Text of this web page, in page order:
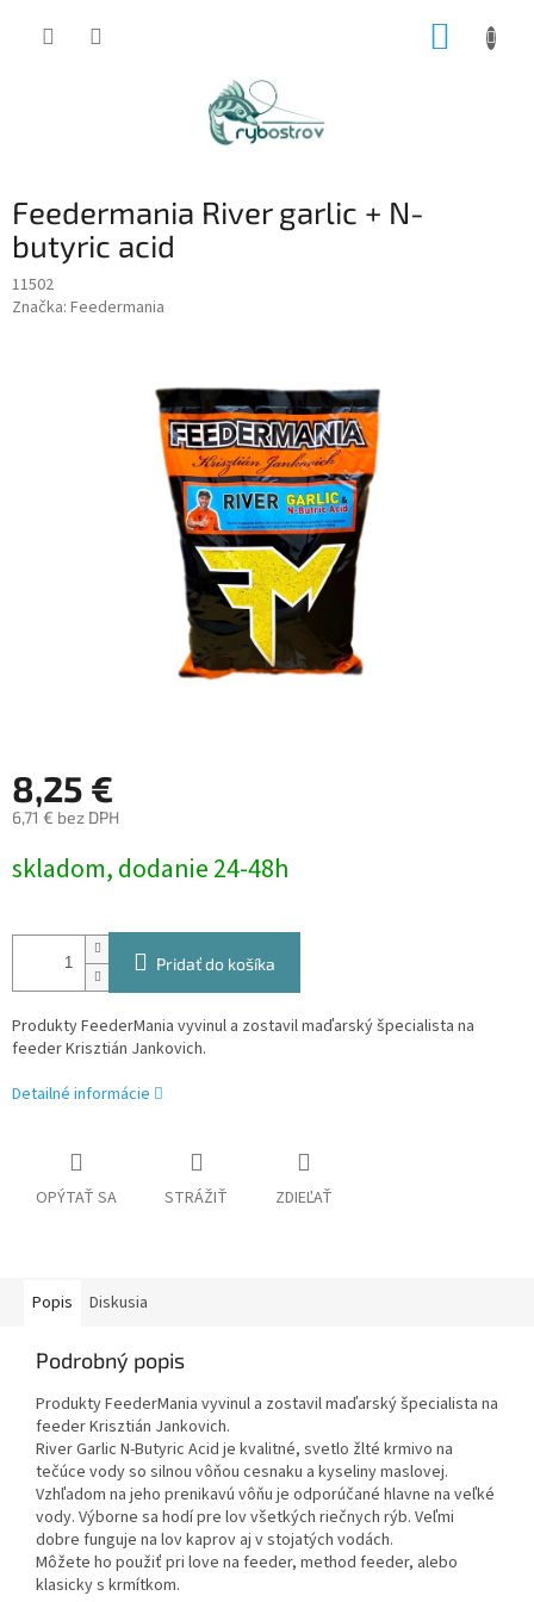
Feedermania River garlic + N-
butyric acid
11502
Značka: Feedermania
8,25 €
6,71 € bez DPH
cena:
skladom, dodanie 24-48h
Pridať do košíka
Produkty FeederMania vyvinul a zostavil maďarský špecialista na
feeder Krisztián Jankovich.
Detailné informácie
OPÝTAŤ SA STRÁŽIŤ ZDIEĽAŤ
Popis Diskusia
Podrobný popis
Produkty FeederMania vyvinul a zostavil maďarský špecialista na
feeder Krisztián Jankovich.
River Garlic N-Butyric Acid je kvalitné, svetlo žlté krmivo na
tečúce vody so silnou vôňou cesnaku a kyseliny maslovej.
Vzhľadom na jeho prenikavú vôňu je odporúčané hlavne na veľké
vody. Výborne sa hodí pre lov všetkých riečnych rýb. Veľmi
dobre funguje na lov kaprov aj v stojatých vodách.
Môžete ho použiť pri love na feeder, method feeder, alebo
klasicky s krmítkom.